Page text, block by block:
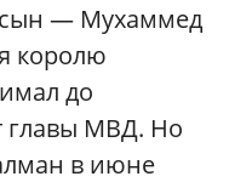
сын — Мухаммед
королю
до
главы МВД. Но
в июне